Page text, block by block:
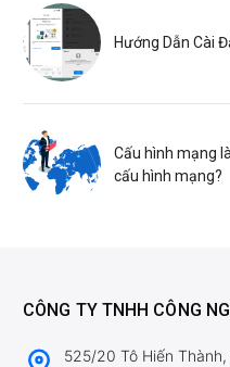
Hướng Dẫn Cài
Cấu hình mạng
cấu hình mạng?
CÔNG TY TNHH CÔNG
525/20 Tô Hiến